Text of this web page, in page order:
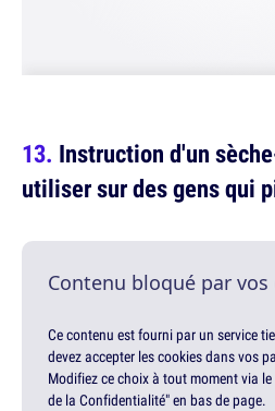
Instruction d'un
utiliser sur des gens qui
Contenu bloqué par
Ce contenu est fourni par un service
devez accepter les cookies dans vos
Modifiez ce choix à tout moment via
de la Confidentialité" en bas de page.